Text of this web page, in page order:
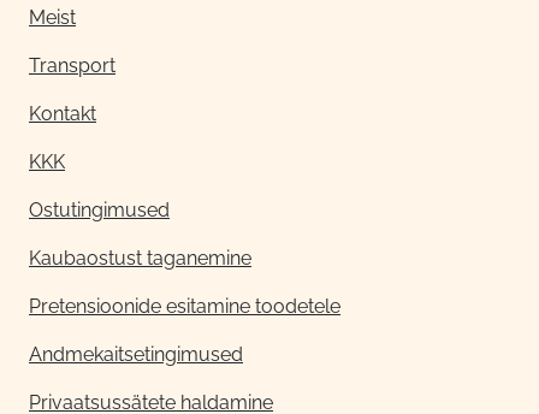
Meist
Transport
Kontakt
KKK
Ostutingimused
Kaubaostust taganemine
Pretensioonide esitamine toodetele
Andmekaitsetingimused
Privaatsussätete haldamine